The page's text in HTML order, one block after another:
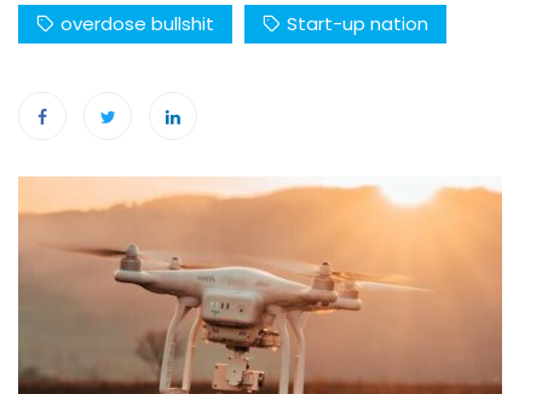
overdose bullshit Start-up nation
Navigation
de
l’article